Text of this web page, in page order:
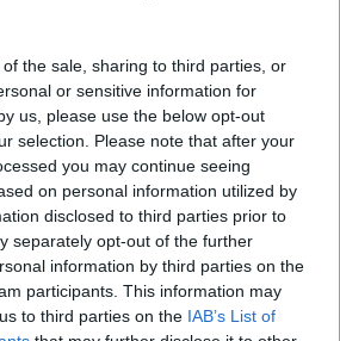
the sale, sharing to third parties, or
or sensitive information for
us, please use the below opt-out
selection. Please note that after your
you may continue seeing
on personal information utilized by
disclosed to third parties prior to
separately opt-out of the further
information by third parties on the
participants. This information may
to third parties on the IAB’s List of
sa rozhodli pre domáci
aj koreniny.
na tom, aby sa uhorky pri
. Od vrchného
zostať medzera aspoň 2 cm.
dolejte tak, aby boli pod
uhorky v pohári.
nálev aspoň 1 cm od
pohára.